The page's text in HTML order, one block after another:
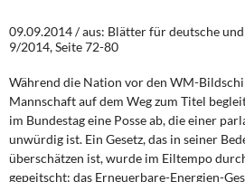
Wirtschaftspolitik
Steuer- und Finanzpolitik
Öffentliche Infrastruktur und
Eurokrise und Griechenland
09.09.2014 / aus: Blätter für deutsche
9/2014, Seite 72-80
Während die Nation vor den WM-
Mannschaft auf dem Weg zum Titel
im Bundestag eine Posse ab, die einer
unwürdig ist. Ein Gesetz, das in seiner
überschätzen ist, wurde im Eiltempo
gepeitscht: das Erneuerbare-Energien-